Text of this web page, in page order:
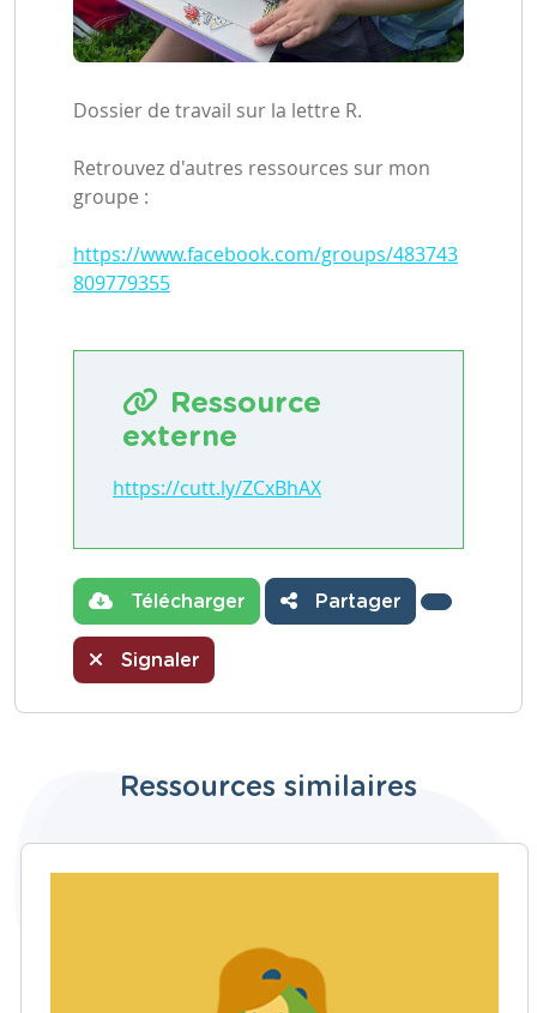
Dossier de travail sur la lettre R.
Retrouvez d'autres ressources sur mon
groupe :
https://www.facebook.com/groups/483743
809779355
Ressource
externe
https://cutt.ly/ZCxBhAX
Télécharger Partager
Signaler
Ressources similaires